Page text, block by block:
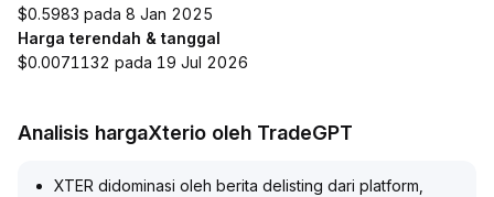
$0.5983 pada 8 Jan 2025
Harga terendah & tanggal
$0.0071132 pada 19 Jul 2026
Analisis hargaXterio oleh TradeGPT
XTER didominasi oleh berita delisting dari platform,